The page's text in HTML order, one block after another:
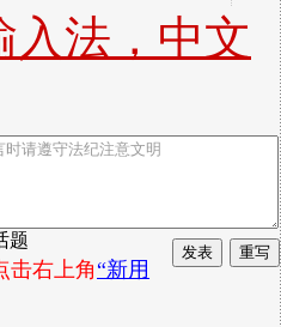
入法，中文
题
击右上角“新用